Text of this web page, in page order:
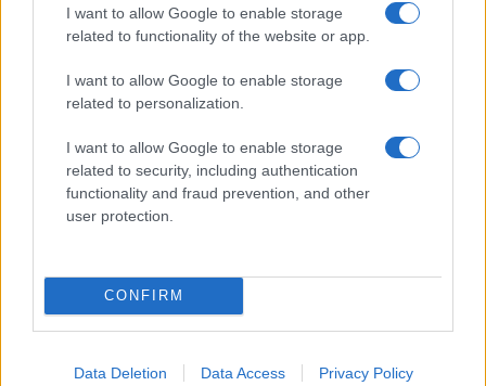
I want to allow Google to enable storage
related to functionality of the website or app.
I want to allow Google to enable storage
related to personalization.
I want to allow Google to enable storage
related to security, including authentication
functionality and fraud prevention, and other
user protection.
CONFIRM
Data Deletion Data Access Privacy Policy